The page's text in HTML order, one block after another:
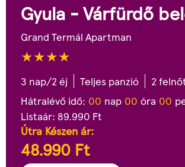
Gyula - Várfürdő
Grand Termál Apartman
3 nap/2 éj Teljes panzió
2
Hátralévő idő: 00 nap 00 óra 00
Listaár: 89.990 Ft
Útra Készen ár:
48.990 Ft